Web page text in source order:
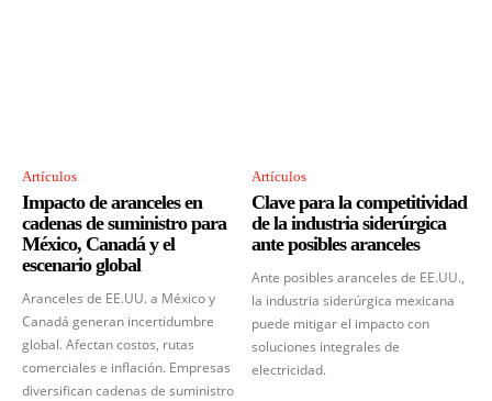
Artículos
Impacto de aranceles en
cadenas de suministro para
México, Canadá y el
escenario global
Aranceles de EE.UU. a México y
Canadá generan incertidumbre
global. Afectan costos, rutas
comerciales e inflación. Empresas
diversifican cadenas de suministro
Artículos
Clave para la competitividad
de la industria siderúrgica
ante posibles aranceles
Ante posibles aranceles de EE.UU.,
la industria siderúrgica mexicana
puede mitigar el impacto con
soluciones integrales de
electricidad.